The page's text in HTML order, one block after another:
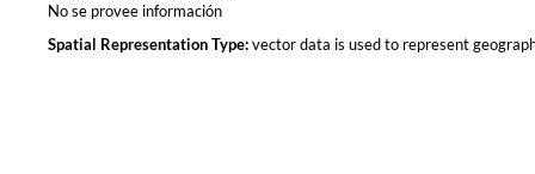
No se provee información
Spatial Representation Type:vector data is used to represent